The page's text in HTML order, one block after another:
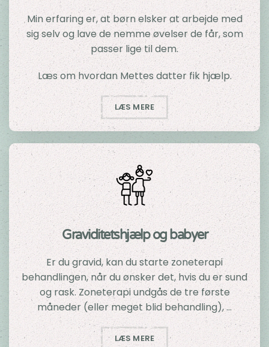
Min erfaring er, at børn elsker at arbejde med
sig selv og lave de nemme øvelser de får, som
passer lige til dem.
Læs om hvordan Mettes datter fik hjælp.
LÆS MERE
Graviditetshjælp og babyer
Er du gravid, kan du starte zoneterapi
behandlingen, når du ønsker det, hvis du er sund
og rask. Zoneterapi undgås de tre første
måneder (eller meget blid behandling), …
LÆS MERE